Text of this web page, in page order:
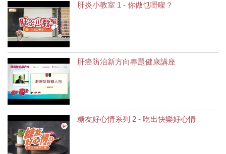
肝炎小教室 1 - 你做乜嘢㗎？
肝癌防治新方向專題健康講座
糖友好心情系列 2 - 吃出快樂好心情